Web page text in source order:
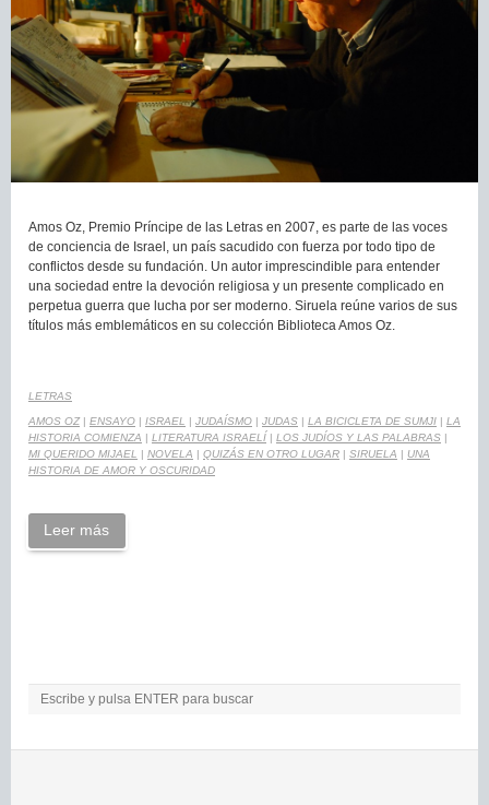
Amos Oz, Premio Príncipe de las Letras en 2007, es parte de las voces
de conciencia de Israel, un país sacudido con fuerza por todo tipo de
conflictos desde su fundación. Un autor imprescindible para entender
una sociedad entre la devoción religiosa y un presente complicado en
perpetua guerra que lucha por ser moderno. Siruela reúne varios de sus
títulos más emblemáticos en su colección Biblioteca Amos Oz.
LETRAS
AMOS OZ| ENSAYO | ISRAEL | JUDAÍSMO | JUDAS | LA BICICLETA DE SUMJI | LA
HISTORIA COMIENZA | LITERATURA ISRAELÍ | LOS JUDÍOS Y LAS PALABRAS |
MI QUERIDO MIJAEL
| NOVELA | QUIZÁS EN OTRO LUGAR | SIRUELA | UNA
HISTORIA DE AMOR Y OSCURIDAD
Leer más